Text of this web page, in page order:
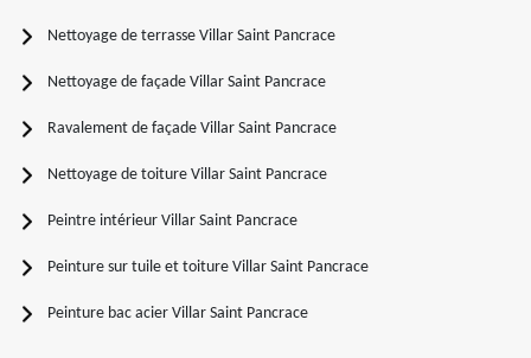
Nettoyage de terrasse Villar Saint Pancrace
Nettoyage de façade Villar Saint Pancrace
Ravalement de façade Villar Saint Pancrace
Nettoyage de toiture Villar Saint Pancrace
Peintre intérieur Villar Saint Pancrace
Peinture sur tuile et toiture Villar Saint Pancrace
Peinture bac acier Villar Saint Pancrace